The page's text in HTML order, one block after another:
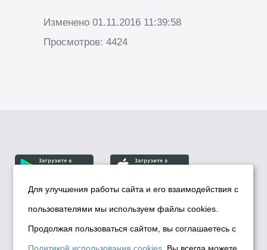
Изменено 01.11.2016 11:39:58
Просмотров: 4424
© Департамент информационной политики мэрии
города Новосибирска, 2026
Политика использования Cookies
Для улучшения работы сайта и его взаимодействия с
пользователями мы используем файлы cookies.
Продолжая пользоваться сайтом, вы соглашаетесь с